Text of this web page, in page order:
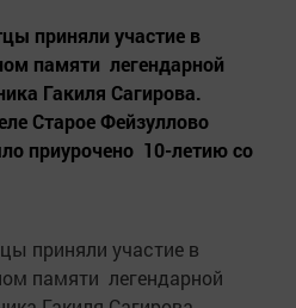
приняли участие в
памяти легендарной
Гакиля Сагирова.
Старое Фейзуллово
приурочено 10-летию со
приняли участие в
памяти легендарной